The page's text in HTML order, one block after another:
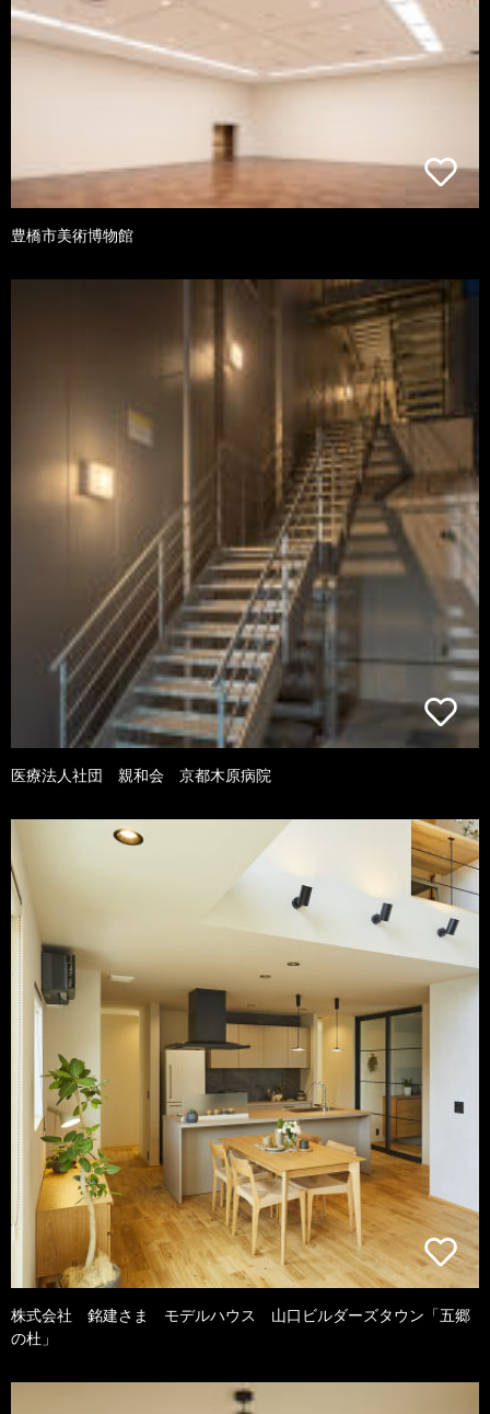
豊橋市美術博物館
医療法人社団 親和会 京都木原病院
株式会社 銘建さま モデルハウス 山口ビルダーズタウン「五郷
の杜」